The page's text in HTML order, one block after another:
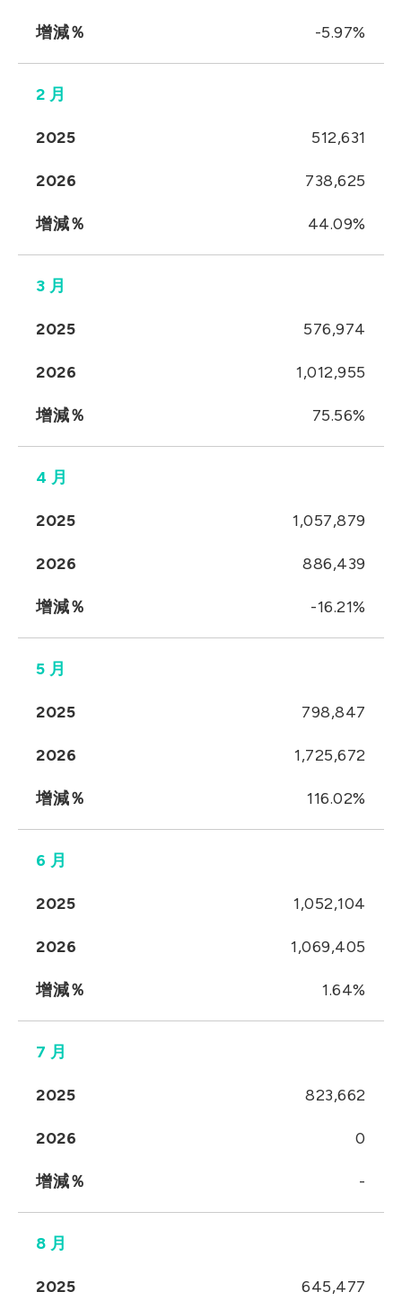
增減％ -5.97%
2 月
2025 512,631
2026 738,625
增減％ 44.09%
3 月
2025 576,974
2026 1,012,955
增減％ 75.56%
4 月
2025 1,057,879
2026 886,439
增減％ -16.21%
5 月
2025 798,847
2026 1,725,672
增減％ 116.02%
6 月
2025 1,052,104
2026 1,069,405
增減％ 1.64%
7 月
2025 823,662
2026 0
增減％ -
8 月
2025 645,477